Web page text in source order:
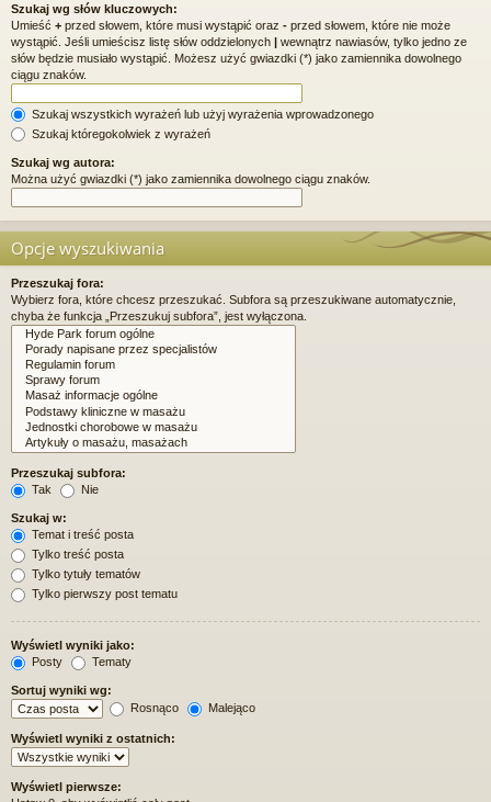
Szukaj wg słów kluczowych:
Umieść + przed słowem, które musi wystąpić oraz - przed słowem, które nie może
wystąpić. Jeśli umieścisz listę słów oddzielonych | wewnątrz nawiasów, tylko jedno ze
słów będzie musiało wystąpić. Możesz użyć gwiazdki (*) jako zamiennika dowolnego
ciągu znaków.
Szukaj wszystkich wyrażeń lub użyj wyrażenia wprowadzonego
Szukaj któregokolwiek z wyrażeń
Szukaj wg autora:
Można użyć gwiazdki (*) jako zamiennika dowolnego ciągu znaków.
Opcje wyszukiwania
Przeszukaj fora:
Wybierz fora, które chcesz przeszukać. Subfora są przeszukiwane automatycznie,
chyba że funkcja „Przeszukuj subfora”, jest wyłączona.
Przeszukaj subfora:
Tak
Nie
Szukaj w:
Temat i treść posta
Tylko treść posta
Tylko tytuły tematów
Tylko pierwszy post tematu
Wyświetl wyniki jako:
Posty
Tematy
Sortuj wyniki wg:
Rosnąco
Malejąco
Wyświetl wyniki z ostatnich:
Wyświetl pierwsze: